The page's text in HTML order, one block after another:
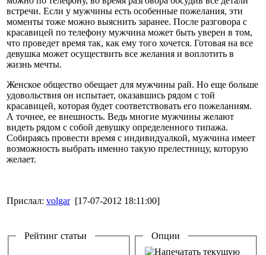
встречи. Если у мужчины есть особенные пожелания, эти
моменты тоже можно выяснить заранее. После разговора с
красавицей по телефону мужчина может быть уверен в том,
что проведет время так, как ему того хочется. Готовая на все
девушка может осуществить все желания и воплотить в
жизнь мечты.
Женское общество обещает для мужчины рай. Но еще больше
удовольствия он испытает, оказавшись рядом с той
красавицей, которая будет соответствовать его пожеланиям.
А точнее, ее внешность. Ведь многие мужчины желают
видеть рядом с собой девушку определенного типажа.
Собираясь провести время с индивидуалкой, мужчина имеет
возможность выбрать именно такую прелестницу, которую
желает.
Прислал: volgar [17-07-2012 18:11:00]
Рейтинг статьи Опции